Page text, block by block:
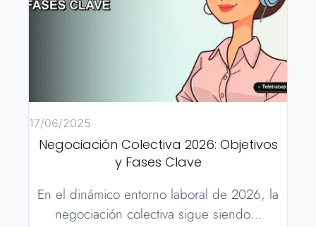
17/06/2025
Negociación Colectiva 2026: Objetivos
y Fases Clave
En el dinámico entorno laboral de 2026, la
negociación colectiva sigue siendo…